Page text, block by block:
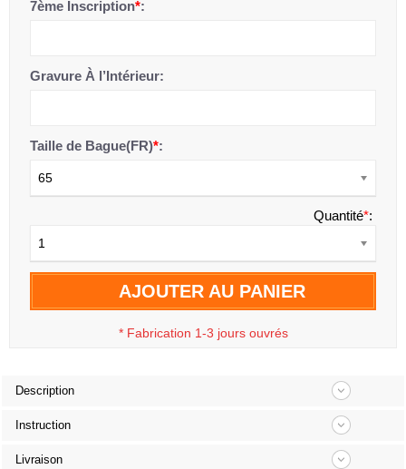
7ème Inscription*:
Gravure À l’Intérieur:
Taille de Bague(FR)*:
65
Quantité*:
1
AJOUTER AU PANIER
* Fabrication 1-3 jours ouvrés
Description
Instruction
Livraison